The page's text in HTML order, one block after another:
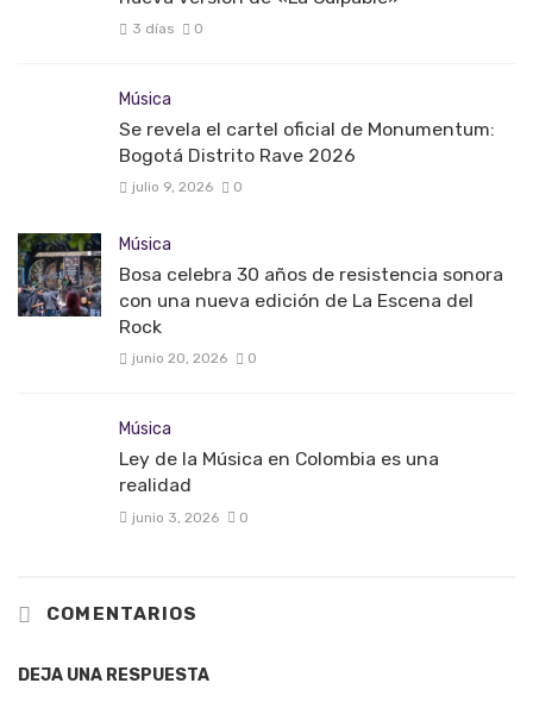
3 días 0
Música
Se revela el cartel oficial de Monumentum:
Bogotá Distrito Rave 2026
julio 9, 2026 0
Música
Bosa celebra 30 años de resistencia sonora
con una nueva edición de La Escena del
Rock
junio 20, 2026 0
Música
Ley de la Música en Colombia es una
realidad
junio 3, 2026 0
COMENTARIOS
DEJA UNA RESPUESTA